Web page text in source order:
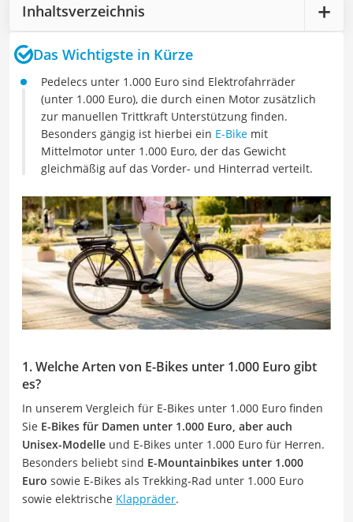
Inhaltsverzeichnis
Das Wichtigste in Kürze
Pedelecs unter 1.000 Euro sind Elektrofahrräder
(unter 1.000 Euro), die durch einen Motor zusätzlich
zur manuellen Trittkraft Unterstützung finden.
Besonders gängig ist hierbei ein E-Bike mit
Mittelmotor unter 1.000 Euro, der das Gewicht
gleichmäßig auf das Vorder- und Hinterrad verteilt.
1. Welche Arten von E-Bikes unter 1.000 Euro gibt
es?
In unserem Vergleich für E-Bikes unter 1.000 Euro finden
Sie E-Bikes für Damen unter 1.000 Euro, aber auch
Unisex-Modelle und E-Bikes unter 1.000 Euro für Herren.
Besonders beliebt sind E-Mountainbikes unter 1.000
Euro sowie E-Bikes als Trekking-Rad unter 1.000 Euro
sowie elektrische Klappräder.